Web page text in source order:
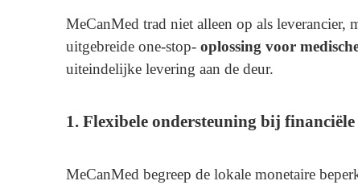
MeCanMed trad niet alleen op als leverancier,
uitgebreide one-stop- oplossing voor
uiteindelijke levering aan de deur.
1. Flexibele ondersteuning bij
MeCanMed begreep de lokale monetaire